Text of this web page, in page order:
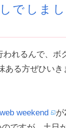
でしま
われるんで、ボ
ある方ぜひいき
weekend